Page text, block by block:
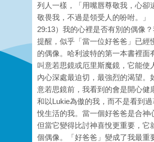
列人一樣，「用嘴唇尊敬我，心
敬畏我，不過是領受人的吩咐。」
29:13）我的心裡是否有別的偶像
提醒，似乎「當一位好爸爸」已經
的偶像。哈利波特的第一本書裡面
叫意若思鏡或厄里斯魔鏡，它能使
內心深處最迫切，最強烈的渴望。
意若思鏡前，我看到的會是開心健
和以Lukie為傲的我，而不是看到
悅生活的我。當一個好爸爸是合神
但當它變得比討神喜悅更重要，它
個偶像。「好爸爸」變成了我最重